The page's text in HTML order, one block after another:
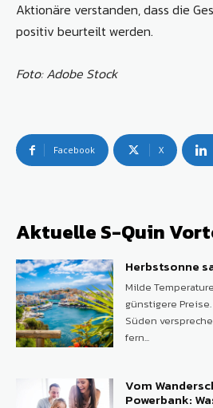
Aktionäre verstanden, dass die
positiv beurteilt werden.
Foto: Adobe Stock
Facebook X
Aktuelle S-Quin
Herbstsonne
Milde
günstigere
Süden
fern...
Vom
Powerbank: